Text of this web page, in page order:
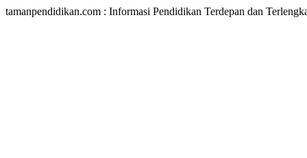
tamanpendidikan.com : Informasi Pendidikan Terdepan dan